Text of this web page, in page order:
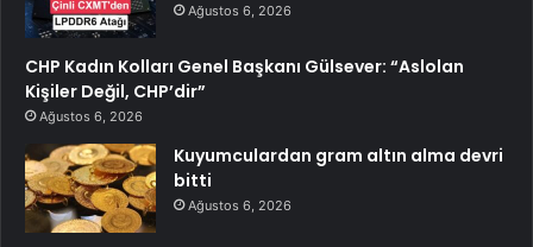
Ağustos 6, 2026
CHP Kadın Kolları Genel Başkanı Gülsever: “Aslolan
Kişiler Değil, CHP’dir”
Ağustos 6, 2026
Kuyumculardan gram altın alma devri
bitti
Ağustos 6, 2026